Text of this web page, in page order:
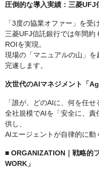
圧倒的な導入実績：三菱UFJ
「3度の協業オファー」を受
三菱UFJ信託銀行では年間約
ROIを実現。
現場の「マニュアルの山」
完遂します。
次世代のAIマネジメント「
「誰が、どのAIに、何を任せ
全社規模でAIを「安全に、
供し、
AIエージェントが自律的に動
■ ORGANIZATION｜戦略的
WORK」